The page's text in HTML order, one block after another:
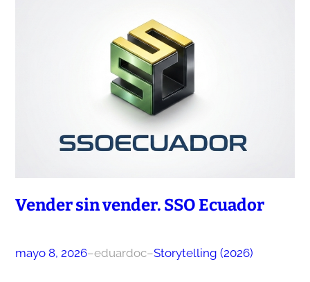
Vender sin vender. SSO Ecuador
mayo 8, 2026–eduardoc–Storytelling (2026)